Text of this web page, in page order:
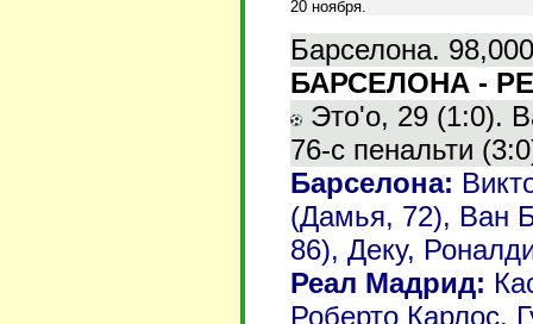
20 ноября.
Барселона.
БАРСЕЛОНА -
Это'о, 29 (1:0).
76-с пенальти
Барселона:
(Дамья, 72), Ван
86), Деку,
Реал Мадрид:
Роберто Карлос,